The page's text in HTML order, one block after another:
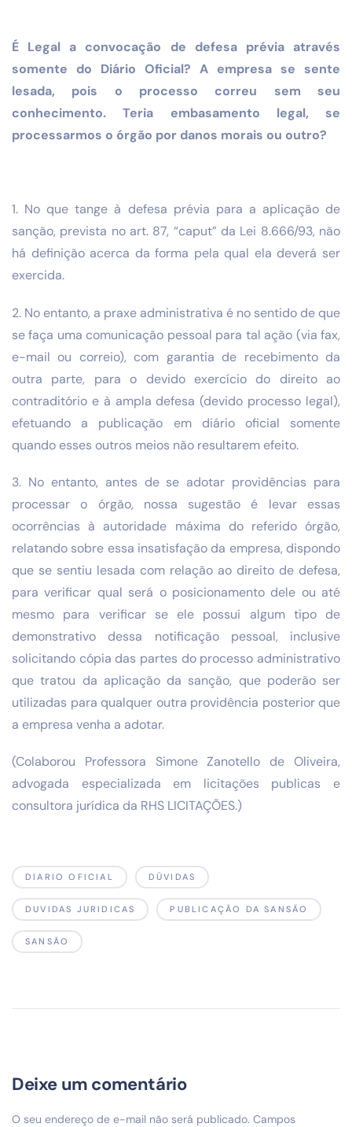
É Legal a convocação de defesa prévia através
somente do Diário Oficial? A empresa se sente
lesada, pois o processo correu sem seu
conhecimento. Teria embasamento legal, se
processarmos o órgão por danos morais ou outro?
1. No que tange à defesa prévia para a aplicação de
sanção, prevista no art. 87, “caput” da Lei 8.666/93, não
há definição acerca da forma pela qual ela deverá ser
exercida.
2. No entanto, a praxe administrativa é no sentido de que
se faça uma comunicação pessoal para tal ação (via fax,
e-mail ou correio), com garantia de recebimento da
outra parte, para o devido exercício do direito ao
contraditório e à ampla defesa (devido processo legal),
efetuando a publicação em diário oficial somente
quando esses outros meios não resultarem efeito.
3. No entanto, antes de se adotar providências para
processar o órgão, nossa sugestão é levar essas
ocorrências à autoridade máxima do referido órgão,
relatando sobre essa insatisfação da empresa, dispondo
que se sentiu lesada com relação ao direito de defesa,
para verificar qual será o posicionamento dele ou até
mesmo para verificar se ele possui algum tipo de
demonstrativo dessa notificação pessoal, inclusive
solicitando cópia das partes do processo administrativo
que tratou da aplicação da sanção, que poderão ser
utilizadas para qualquer outra providência posterior que
a empresa venha a adotar.
(Colaborou Professora Simone Zanotello de Oliveira,
advogada especializada em licitações publicas e
consultora jurídica da RHS LICITAÇÕES.)
DIARIO OFICIAL DÚVIDAS
DUVIDAS JURIDICAS PUBLICAÇÃO DA SANSÃO
SANSÃO
Deixe um comentário
O seu endereço de e-mail não será publicado. Campos